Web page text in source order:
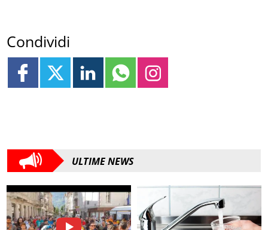
Condividi
ULTIME NEWS